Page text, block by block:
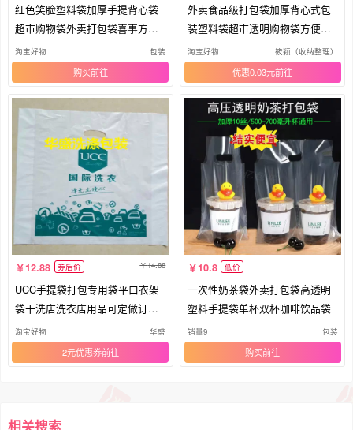
红色笑脸塑料袋加厚手提背心袋
超市购物袋外卖打包袋喜事方便
袋
淘宝好物 包装
购买
外卖食品级打包袋加厚背心式包
装塑料袋超市透明购物袋方便手
提袋
淘宝好物 筱颖（收纳整理）
优惠0.03元
12.88 券后价 14.88
UCC手提袋打包专用袋平口衣架
袋干洗店洗衣店用品可定做订制l
ogo
淘宝好物 华盛
2元优惠券
10.8 低价
一次性奶茶袋外卖打包袋高透明
塑料手提袋单杯双杯咖啡饮品袋
销量9 包装
购买